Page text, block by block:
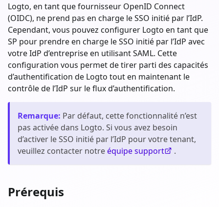
Logto, en tant que fournisseur OpenID Connect
(OIDC), ne prend pas en charge le SSO initié par l’IdP.
Cependant, vous pouvez configurer Logto en tant que
SP pour prendre en charge le SSO initié par l’IdP avec
votre IdP d’entreprise en utilisant SAML. Cette
configuration vous permet de tirer parti des capacités
d’authentification de Logto tout en maintenant le
contrôle de l’IdP sur le flux d’authentification.
Remarque: Par défaut, cette fonctionnalité n’est
pas activée dans Logto. Si vous avez besoin
d’activer le SSO initié par l’IdP pour votre tenant,
veuillez contacter notreéquipe support .
Prérequis